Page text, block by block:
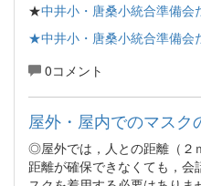
★中井小・唐桑小統合準備会
★中井小・唐桑小統合準備会
0コメント
屋外・屋内でのマスク
◎屋外では，人との距離（２
距離が確保できなくても，